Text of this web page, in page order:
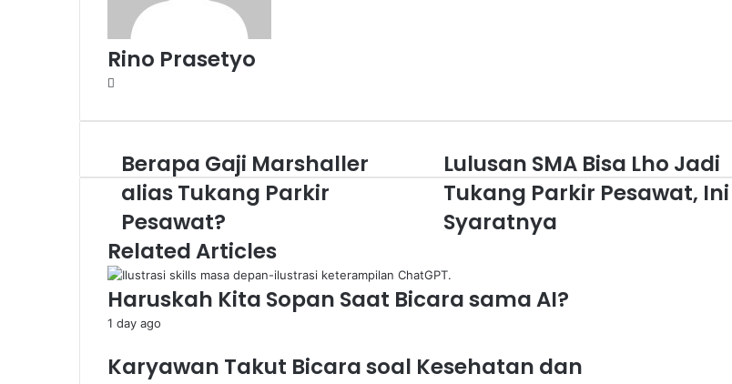
Rino Prasetyo
Berapa
Gaji
Marshaller
alias
Tukang
Parkir
Pesawat?
Berapa Gaji Marshaller
alias Tukang Parkir
Pesawat?
Lulusan
SMA
Bisa
Lho
Jadi
Parkir
Ini
Lulusan SMA Bisa Lho Jadi
Tukang Parkir Pesawat, Ini
Syaratnya
Related Articles
Haruskah Kita Sopan Saat Bicara sama AI?
1 day ago
Karyawan Takut Bicara soal Kesehatan dan